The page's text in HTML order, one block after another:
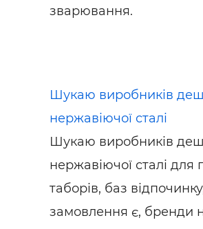
зварювання.
Шукаю виробників
нержавіючої сталі
Шукаю виробників
нержавіючої сталі для
таборів, баз
замовлення є, бренди